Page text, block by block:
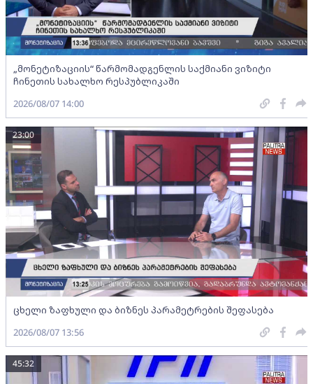
„მონეტიზაციის“ წარმომადგენლის საქმიანი ვიზიტი
ჩინეთის სახალხო რესპუბლიკაში
2026/08/07 14:00
ცხელი ზაფხული და ბიზნეს პარამეტრების შეფასება
23:00
2026/08/07 13:56
45:32